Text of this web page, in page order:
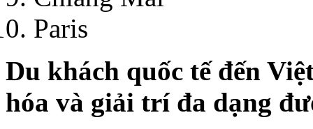
Paris
Du khách quốc tế đến
hóa và giải trí đa dạng